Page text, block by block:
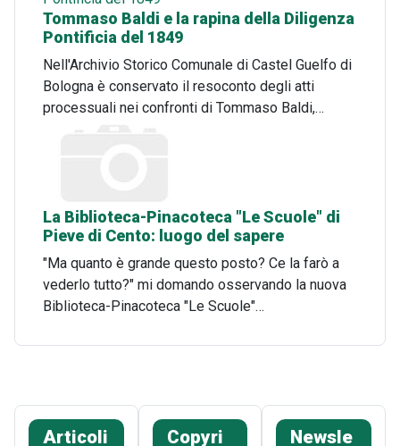
Tommaso Baldi e la rapina della Diligenza
Pontificia del 1849
Nell'Archivio Storico Comunale di Castel Guelfo di
Bologna è conservato il resoconto degli atti
processuali nei confronti di Tommaso Baldi,…
La Biblioteca-Pinacoteca "Le Scuole" di
Pieve di Cento: luogo del sapere
"Ma quanto è grande questo posto? Ce la farò a
vederlo tutto?" mi domando osservando la nuova
Biblioteca-Pinacoteca "Le Scuole"…
Articoli Copyri Newsle